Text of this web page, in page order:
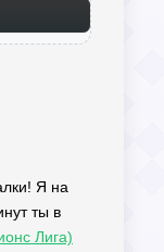
Я на
ты в
Лига)